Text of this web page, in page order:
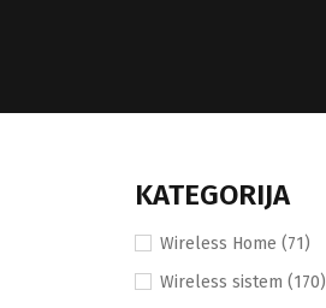
KATEGORIJA
Wireless Home (71)
Wireless sistem (170)